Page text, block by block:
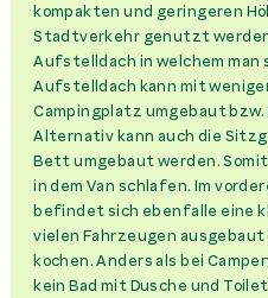
kompakten und geringeren
Stadtverkehr genutzt
Aufstelldach in welchem man
Aufstelldach kann mit
Campingplatz umgebaut
Alternativ kann auch die
Bett umgebaut werden.
in dem Van schlafen. Im
befindet sich ebenfalle eine
vielen Fahrzeugen ausgebaut
kochen. Anders als bei
kein Bad mit Dusche und